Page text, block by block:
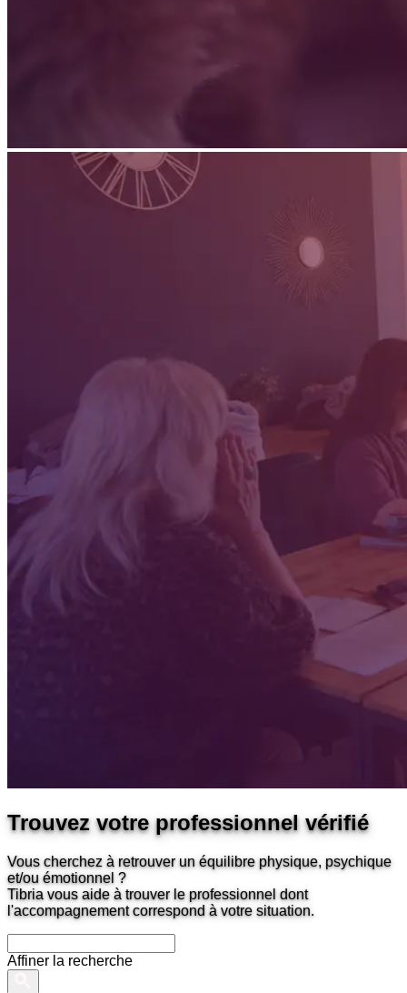
Trouvez votre professionnel vérifié
Vous cherchez à retrouver un équilibre physique, psychique
et/ou émotionnel ?
Tibria vous aide à trouver le professionnel dont
l'accompagnement correspond à votre situation.
Affiner la recherche